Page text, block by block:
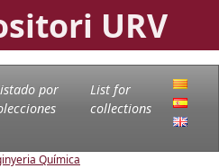
URV
por
List for
collections
Química